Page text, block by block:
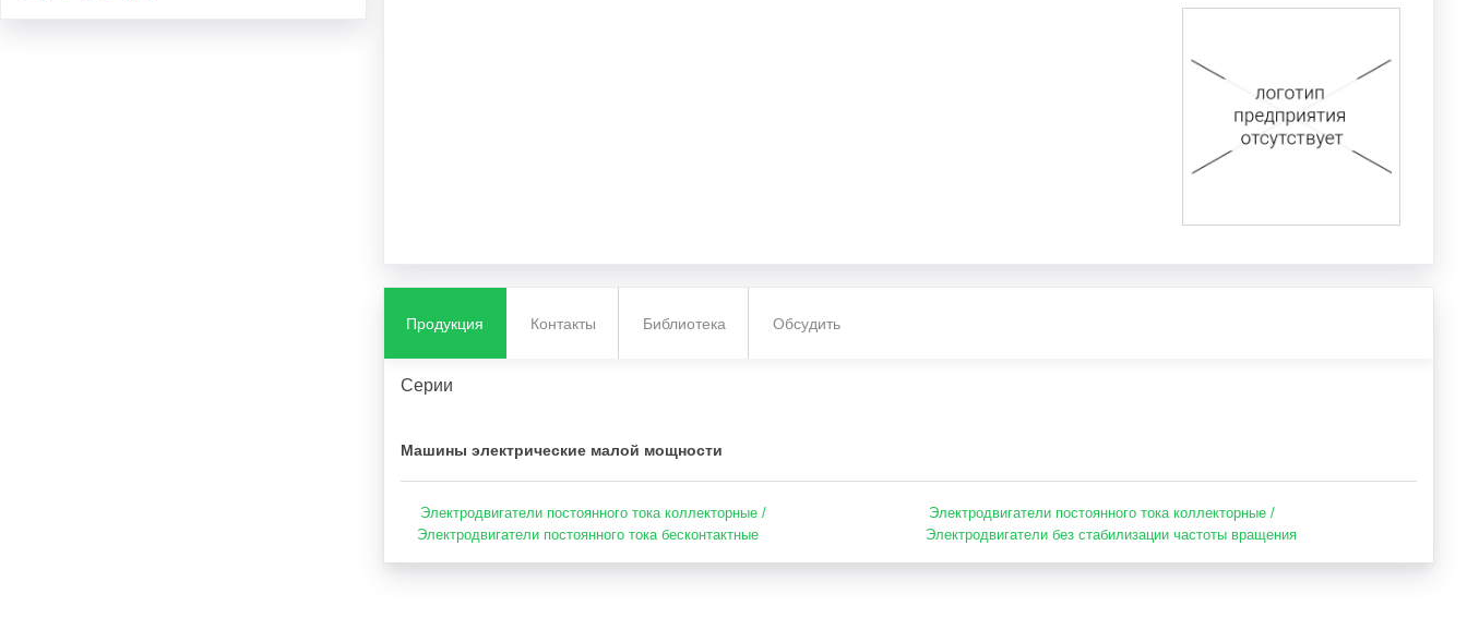
Продукция Контакты Библиотека Обсудить
Серии
Машины электрические малой мощности
Электродвигатели постоянного тока коллекторные /
Электродвигатели постоянного тока бесконтактные
Электродвигатели постоянного тока коллекторные /
Электродвигатели без стабилизации частоты вращения